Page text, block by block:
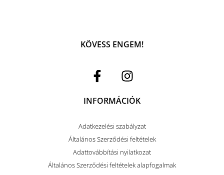
KÖVESS ENGEM!
INFORMÁCIÓK
Adatkezelési szabályzat
Általános Szerződési feltételek
Adattovábbítási nyilatkozat
Általános Szerződési feltételek alapfogalmak